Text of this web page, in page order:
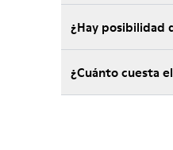
¿Hay posibilidad
¿Cuánto cuesta